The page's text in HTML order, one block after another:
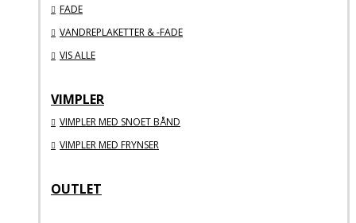
FADE
VANDREPLAKETTER & -FADE
VIS ALLE
VIMPLER
VIMPLER MED SNOET BÅND
VIMPLER MED FRYNSER
OUTLET